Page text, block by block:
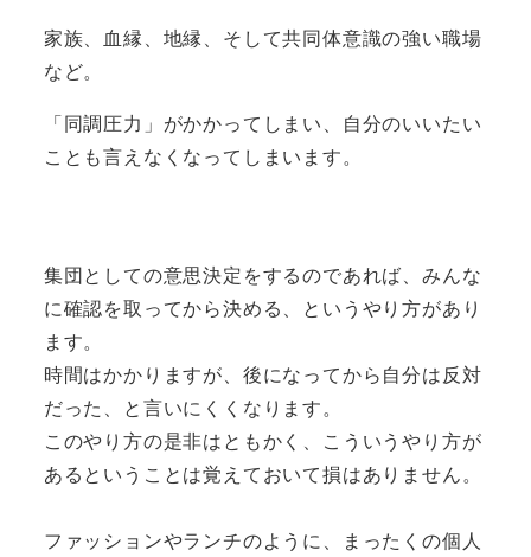
家族、血縁、地縁、そして共同体意識の強い職場
など。
「同調圧力」がかかってしまい、自分のいいたい
ことも言えなくなってしまいます。
集団としての意思決定をするのであれば、みんな
に確認を取ってから決める、というやり方があり
ます。
時間はかかりますが、後になってから自分は反対
だった、と言いにくくなります。
このやり方の是非はともかく、こういうやり方が
あるということは覚えておいて損はありません。
ファッションやランチのように、まったくの個人